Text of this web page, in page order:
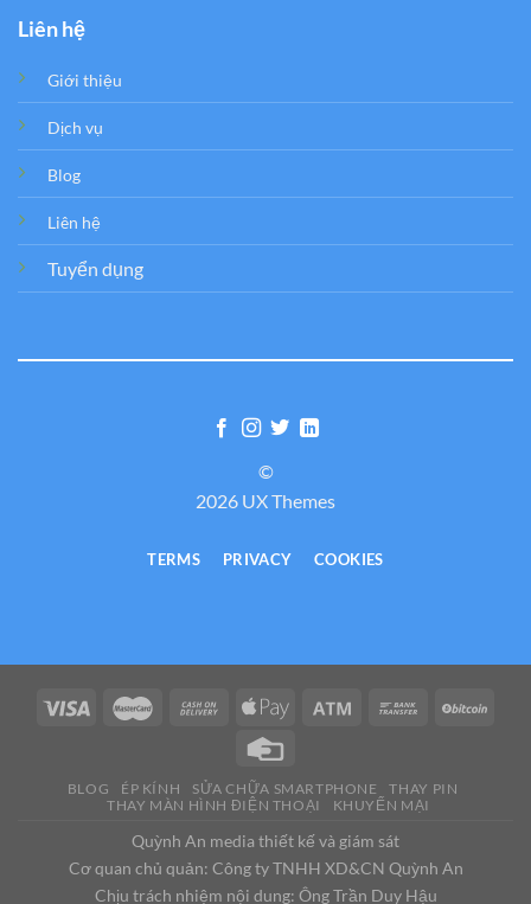
Liên hệ
Giới thiệu
Dịch vụ
Blog
Liên hệ
Tuyển dụng
©
2026 UX Themes
TERMS PRIVACY COOKIES
BLOG ÉP KÍNH SỬA CHỮA SMARTPHONE
THAY PIN
THAY MÀN HÌNH ĐIỆN THOẠI
KHUYẾN MẠI
Quỳnh An media thiết kế và giám sát
Cơ quan chủ quản: Công ty TNHH XD&CN Quỳnh An
Chịu trách nhiệm nội dung: Ông Trần Duy Hậu